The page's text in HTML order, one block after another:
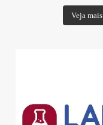
Veja mais